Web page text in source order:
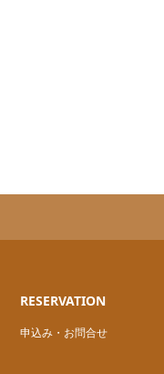
RESERVATION
申込み・お問合せ